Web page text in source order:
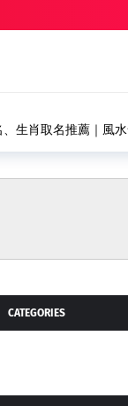
備完整解析，打造高
CATEGORIES